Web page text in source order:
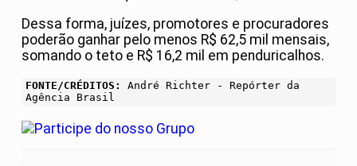
Dessa forma, juízes, promotores e procuradores
poderão ganhar pelo menos R$ 62,5 mil mensais,
somando o teto e R$ 16,2 mil em penduricalhos.
FONTE/CRÉDITOS:
André Richter - Repórter da
Agência Brasil